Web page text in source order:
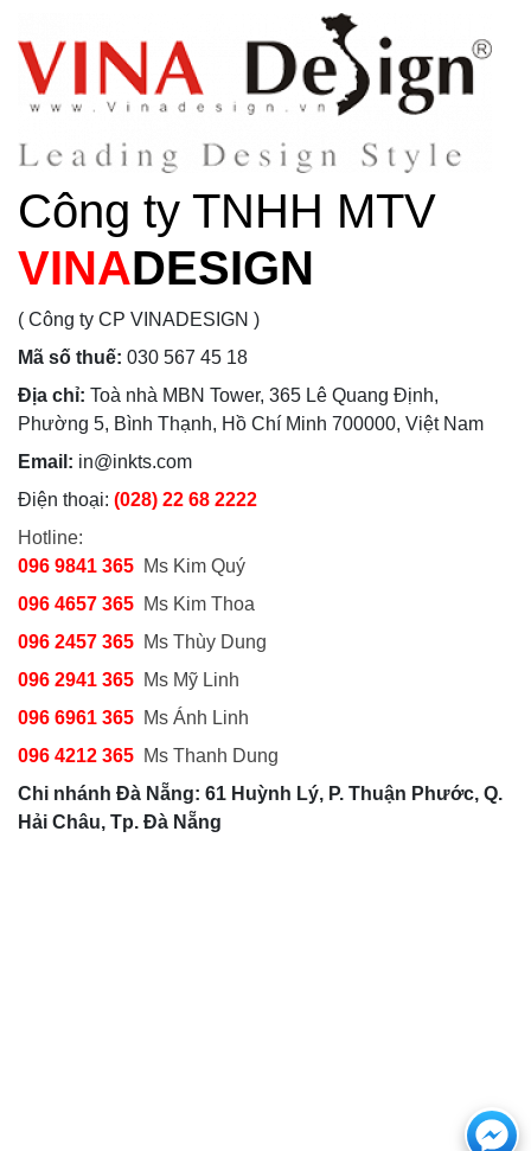
Công ty TNHH MTV
VINADESIGN
( Công ty CP VINADESIGN )
Mã số thuế: 030 567 45 18
Địa chỉ: Toà nhà MBN Tower, 365 Lê Quang Định,
Phường 5, Bình Thạnh, Hồ Chí Minh 700000, Việt Nam
Email: in@inkts.com
Điện thoại: (028) 22 68 2222
Hotline:
096 9841 365 Ms Kim Quý
096 4657 365 Ms Kim Thoa
096 2457 365 Ms Thùy Dung
096 2941 365 Ms Mỹ Linh
096 6961 365 Ms Ánh Linh
096 4212 365 Ms Thanh Dung
Chi nhánh Đà Nẵng: 61 Huỳnh Lý, P. Thuận Phước, Q.
Hải Châu, Tp. Đà Nẵng